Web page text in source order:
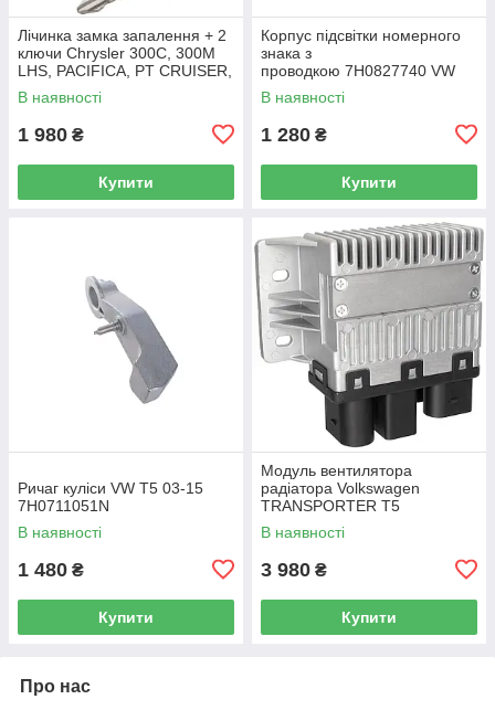
Лічинка замка запалення + 2
ключи Chrysler 300C, 300M
LHS, PACIFICA, PT CRUISER,
SEBRING 5003843AB
В наявності
1 980 ₴
Купити
Корпус підсвітки номерного
знака з
проводкою 7H0827740 VW
Caddy III (2K) 2004-2015
/ Caddy IV (SA) 2016-
В наявності
1 280 ₴
Купити
Ричаг куліси VW T5 03-15
7H0711051N
В наявності
1 480 ₴
Купити
Модуль вентилятора
радіатора Volkswagen
TRANSPORTER T5
Фургон 03-15 7H0919506D
В наявності
3 980 ₴
Купити
Про нас